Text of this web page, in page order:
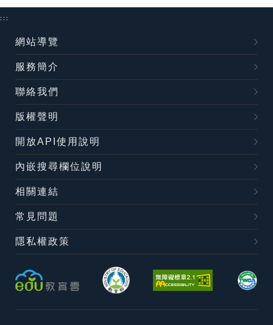
:::
網站導覽
服務簡介
聯絡我們
版權聲明
開放API使用說明
內嵌搜尋欄位說明
相關連結
常見問題
隱私權政策